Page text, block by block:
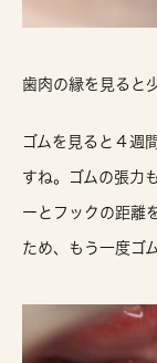
歯肉の縁を見ると
ゴムを見ると４週
すね。ゴムの張力
ーとフックの距離
ため、もう一度ゴ